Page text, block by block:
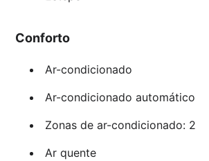
Conforto
Ar-condicionado
Ar-condicionado automático
Zonas de ar-condicionado: 2
Ar quente